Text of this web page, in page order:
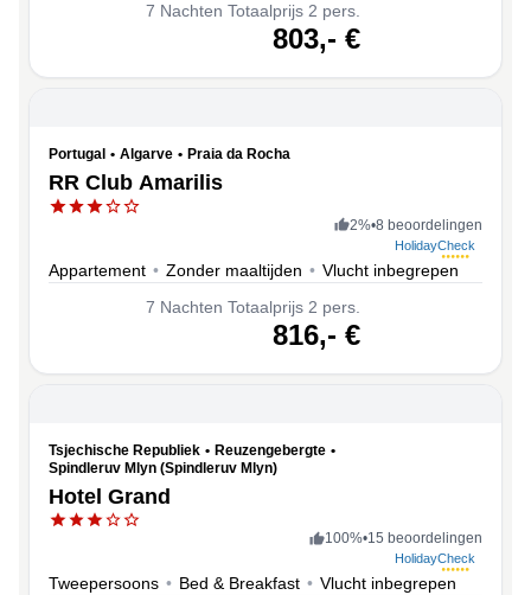
7 Nachten Totaalprijs 2 pers.
803,- €
Portugal • Algarve • Praia da Rocha
RR Club Amarilis
2%•8 beoordelingen
HolidayCheck
Appartement • Zonder maaltijden • Vlucht inbegrepen
7 Nachten Totaalprijs 2 pers.
816,- €
Tsjechische Republiek • Reuzengebergte •
Spindleruv Mlyn (Spindleruv Mlyn)
Hotel Grand
100%•15 beoordelingen
HolidayCheck
Tweepersoons • Bed & Breakfast • Vlucht inbegrepen